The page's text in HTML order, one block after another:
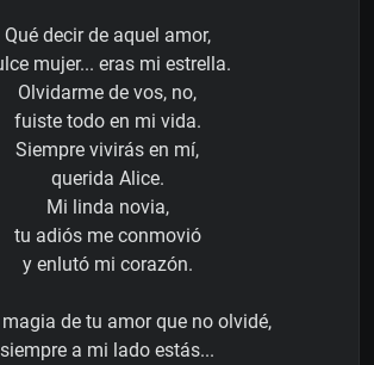
Qué decir de aquel amor,
mujer... eras mi estrella.
Olvidarme de vos, no,
fuiste todo en mi vida.
Siempre vivirás en mí,
querida Alice.
Mi linda novia,
tu adiós me conmovió
y enlutó mi corazón.
de tu amor que no olvidé,
siempre a mi lado estás...